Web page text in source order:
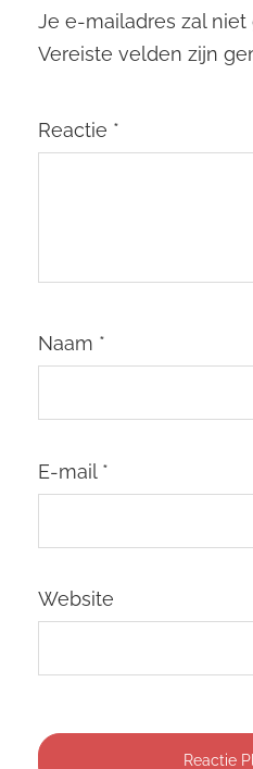
Je e-mailadres zal
Vereiste velden zijn
Reactie *
Naam *
E-mail *
Website